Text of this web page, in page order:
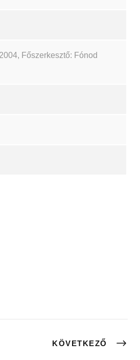
Főszerkesztő: Fónod
KÖVETKEZŐ